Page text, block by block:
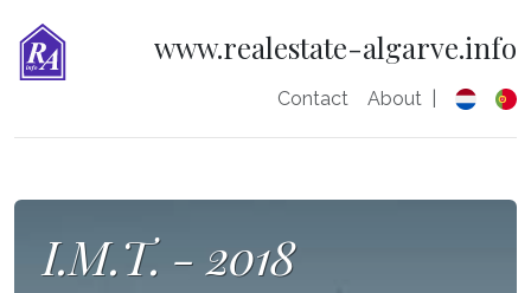
www.realestate-algarve.info
Contact About
I.M.T. - 2018